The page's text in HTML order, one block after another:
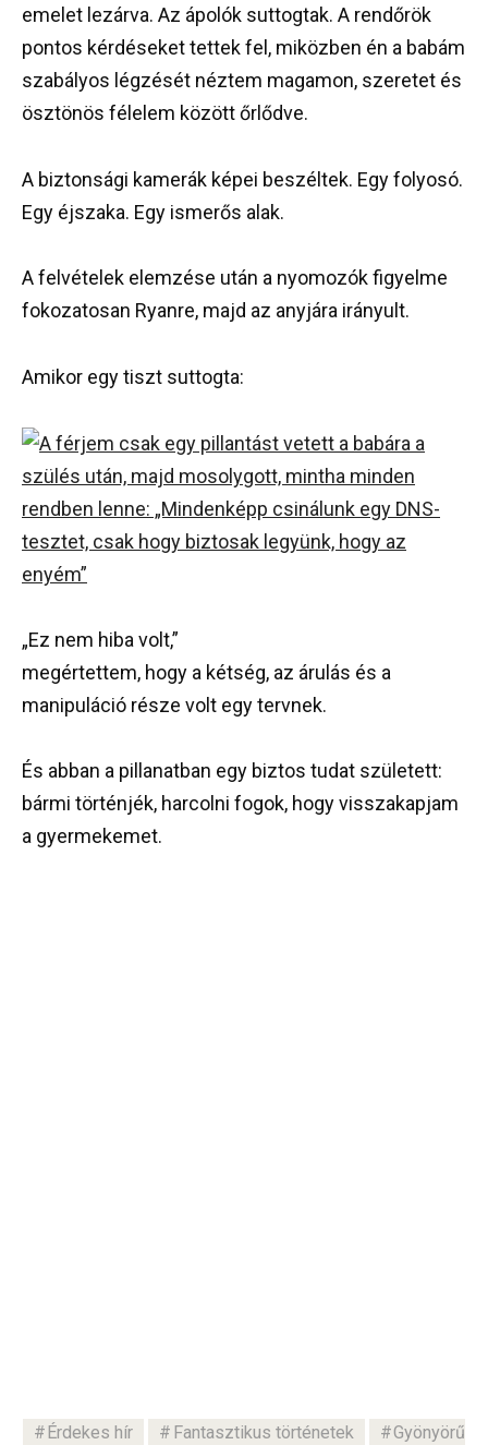
emelet lezárva. Az ápolók suttogtak. A rendőrök
pontos kérdéseket tettek fel, miközben én a babám
szabályos légzését néztem magamon, szeretet és
ösztönös félelem között őrlődve.
A biztonsági kamerák képei beszéltek. Egy folyosó.
Egy éjszaka. Egy ismerős alak.
A felvételek elemzése után a nyomozók figyelme
fokozatosan Ryanre, majd az anyjára irányult.
Amikor egy tiszt suttogta:
„Ez nem hiba volt,”
megértettem, hogy a kétség, az árulás és a
manipuláció része volt egy tervnek.
És abban a pillanatban egy biztos tudat született:
bármi történjék, harcolni fogok, hogy visszakapjam
a gyermekemet.
Érdekes hír Fantasztikus történetek
Gyönyörű